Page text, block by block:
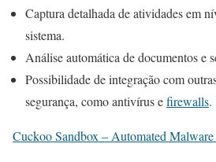
Captura detalhada de atividades em
sistema.
Análise automática de documentos e
Possibilidade de integração com
segurança, como antivírus efirewalls.
Cuckoo Sandbox – Automated